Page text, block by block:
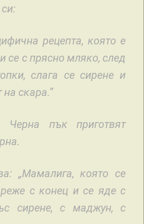
рецепта, която е
се с прясно мляко, след
слага се сирене и
на скара.“
пък приготвят
„Мамалига, която се
с конец и се яде с
сирене, с маджун, с